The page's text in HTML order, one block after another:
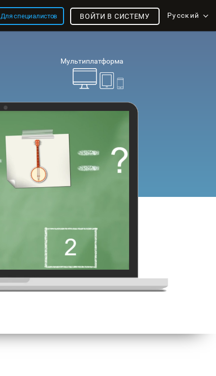
Для специалистов Русский
ВОЙТИ В СИСТЕМУ
Мультиплатформа